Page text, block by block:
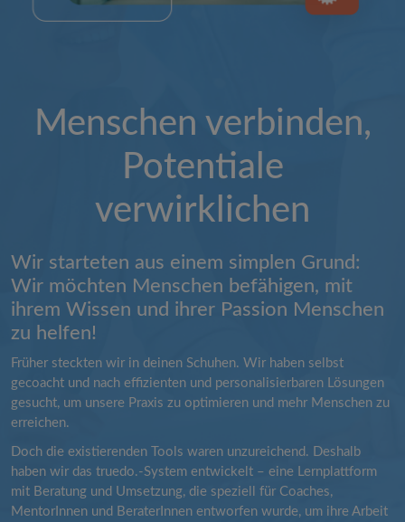
Menschen verbinden,
Potentiale
verwirklichen
Wir starteten aus einem simplen Grund:
Wir möchten Menschen befähigen, mit
ihrem Wissen und ihrer Passion Menschen
zu helfen!
Früher steckten wir in deinen Schuhen. Wir haben selbst
gecoacht und nach effizienten und personalisierbaren Lösungen
gesucht, um unsere Praxis zu optimieren und mehr Menschen zu
erreichen.
Doch die existierenden Tools waren unzureichend. Deshalb
haben wir das truedo.-System entwickelt – eine Lernplattform
mit Beratung und Umsetzung, die speziell für Coaches,
MentorInnen und BeraterInnen entworfen wurde, um ihre Arbeit